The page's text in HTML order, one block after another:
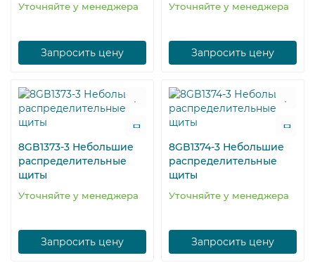
Уточняйте у менеджера
Запросить цену
Уточняйте у менеджера
Запросить цену
8GB1373-3 Небольшие
распределительные
щиты
Уточняйте у менеджера
Запросить цену
8GB1374-3 Небольшие
распределительные
щиты
Уточняйте у менеджера
Запросить цену